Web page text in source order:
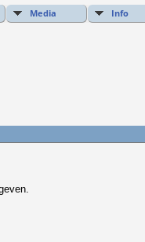
Media Info